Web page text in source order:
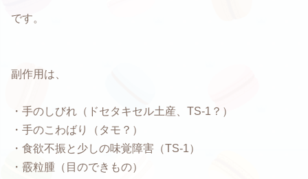
です。
副作用は、
・手のしびれ（ドセタキセル土産、TS-1？）
・手のこわばり（タモ？）
・食欲不振と少しの味覚障害（TS-1）
・霰粒腫（目のできもの）